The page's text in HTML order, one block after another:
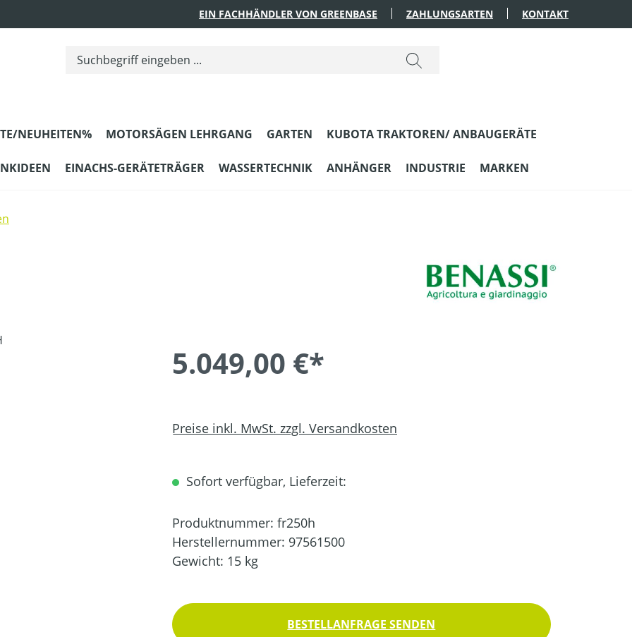
EIN FACHHÄNDLER VON GREENBASE ZAHLUNGSARTEN KONTAKT
NEUHEITEN% MOTORSÄGEN LEHRGANG GARTEN KUBOTA TRAKTOREN/ ANBAUGERÄTE
EINACHS-GERÄTETRÄGER WASSERTECHNIK ANHÄNGER INDUSTRIE MARKEN
5.049,00 €*
Preise inkl. MwSt. zzgl. Versandkosten
Sofort verfügbar, Lieferzeit:
Produktnummer: fr250h
Herstellernummer: 97561500
Gewicht: 15 kg
BESTELLANFRAGE SENDEN